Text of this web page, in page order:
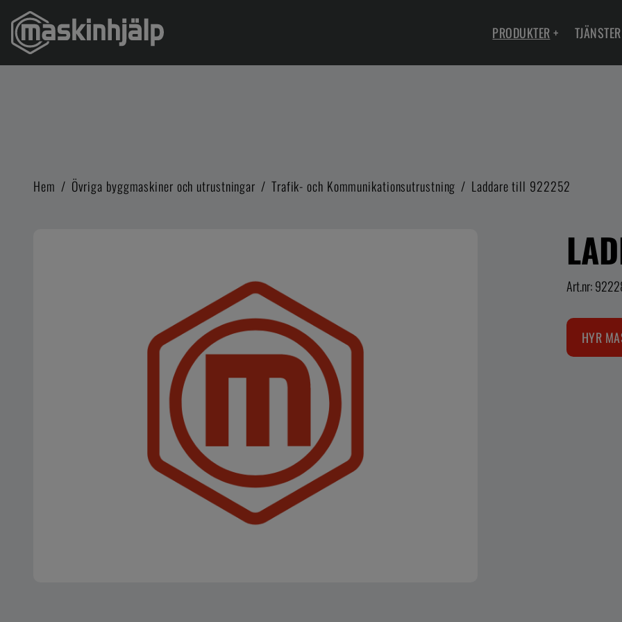
PRODUKTER+ TJÄNSTER
Hem / Övriga byggmaskiner och utrustningar / Trafik- och Kommunikationsutrustning / Laddare till 922252
Art.nr:
HYR